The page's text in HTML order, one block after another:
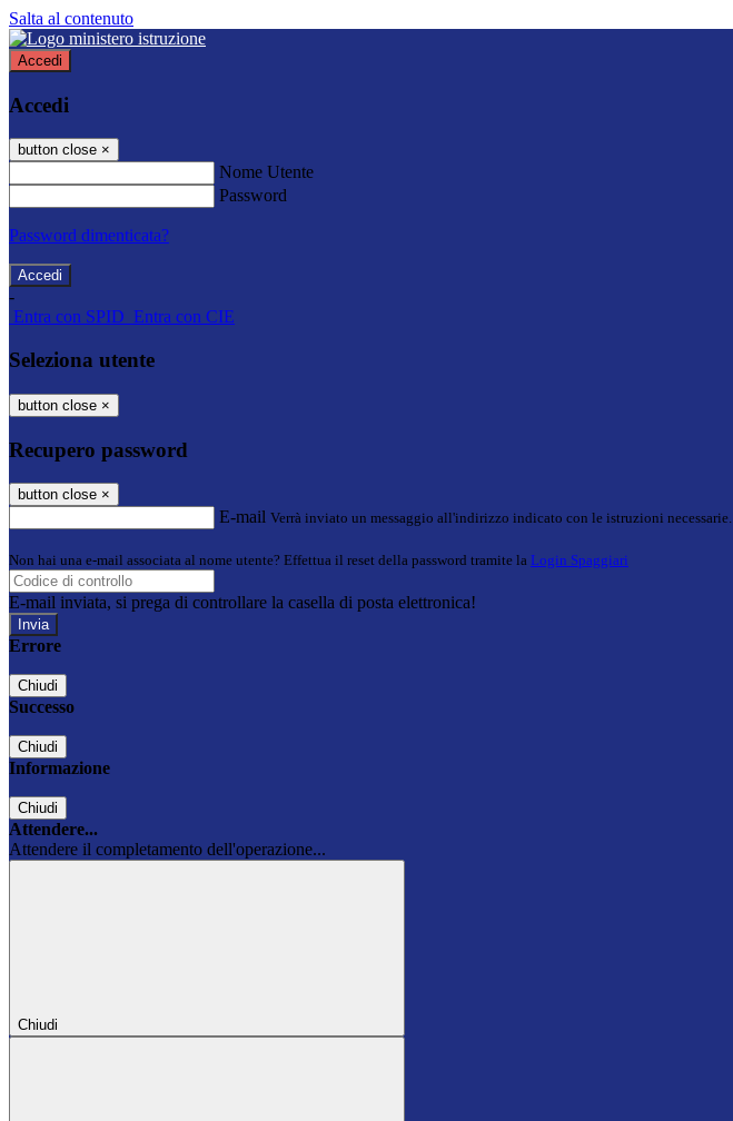
Salta al contenuto
Accedi
Accedi
button close ×
Nome Utente
Password
Password dimenticata?
-
Entra con SPID Entra con CIE
Seleziona utente
button close ×
Recupero password
button close ×
E-mail Verrà inviato un messaggio all'indirizzo indicato con le istruzioni necessarie.
Non hai una e-mail associata al nome utente? Effettua il reset della password tramite la Login Spaggiari
E-mail inviata, si prega di controllare la casella di posta elettronica!
Errore
Chiudi
Successo
Chiudi
Informazione
Chiudi
Attendere...
Attendere il completamento dell'operazione...
Chiudi